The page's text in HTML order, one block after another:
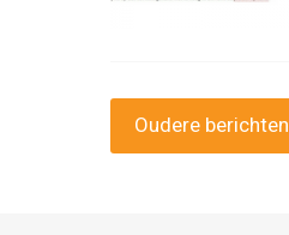
Oudere berichten